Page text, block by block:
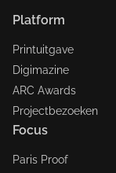
Platform
Printuitgave
Digimazine
ARC Awards
Projectbezoeken
Focus
Paris Proof